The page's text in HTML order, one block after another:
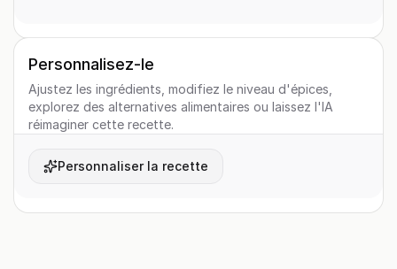
Personnalisez-le
Ajustez les ingrédients, modifiez le niveau d'épices,
explorez des alternatives alimentaires ou laissez l'IA
réimaginer cette recette.
Personnaliser la recette